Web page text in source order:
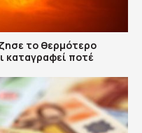
το θερμότερο
καταγραφεί ποτέ